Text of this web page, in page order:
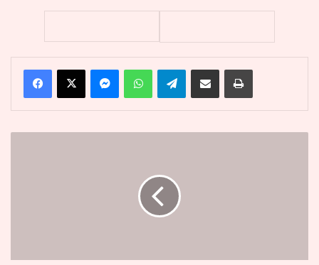
FacebookX MessengerWhatsAppTelegramPartager par email Imprimer
2025